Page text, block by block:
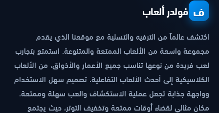
ف فولدر ألعاب
اكتشف عالماً من الترفيه والتسلية مع موقعنا الذي يقدم
مجموعة واسعة من الألعاب الممتعة والمتنوعة. استمتع بتجارب
لعب فريدة من نوعها تناسب جميع الأعمار والأذواق، من الألعاب
الكلاسيكية إلى أحدث الألعاب التفاعلية. تصميم سهل الاستخدام
وواجهة جذابة تجعل عملية الاستكشاف والعب سهلة وممتعة.
مكان مثالي لقضاء أوقات ممتعة وتخفيف التوتر، حيث يجتمع